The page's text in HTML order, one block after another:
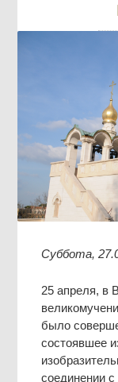
Суббота,
25 апреля, в
было
состоявшее
соединении